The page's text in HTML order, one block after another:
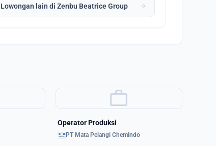
Lowongan lain di Zenbu Beatrice Group arrow_forward
work
Operator Produksi
PT Mata Pelangi Chemindo